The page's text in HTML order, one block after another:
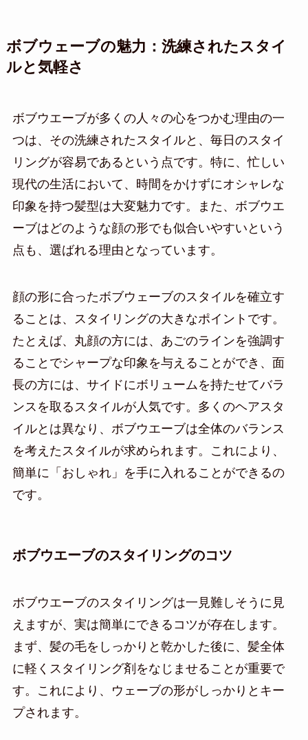
ボブウェーブの魅力：洗練されたスタイ
ルと気軽さ
ボブウエーブが多くの人々の心をつかむ理由の一
つは、その洗練されたスタイルと、毎日のスタイ
リングが容易であるという点です。特に、忙しい
現代の生活において、時間をかけずにオシャレな
印象を持つ髪型は大変魅力です。また、ボブウエ
ーブはどのような顔の形でも似合いやすいという
点も、選ばれる理由となっています。
顔の形に合ったボブウェーブのスタイルを確立す
ることは、スタイリングの大きなポイントです。
たとえば、丸顔の方には、あごのラインを強調す
ることでシャープな印象を与えることができ、面
長の方には、サイドにボリュームを持たせてバラ
ンスを取るスタイルが人気です。多くのヘアスタ
イルとは異なり、ボブウエーブは全体のバランス
を考えたスタイルが求められます。これにより、
簡単に「おしゃれ」を手に入れることができるの
です。
ボブウエーブのスタイリングのコツ
ボブウエーブのスタイリングは一見難しそうに見
えますが、実は簡単にできるコツが存在します。
まず、髪の毛をしっかりと乾かした後に、髪全体
に軽くスタイリング剤をなじませることが重要で
す。これにより、ウェーブの形がしっかりとキー
プされます。